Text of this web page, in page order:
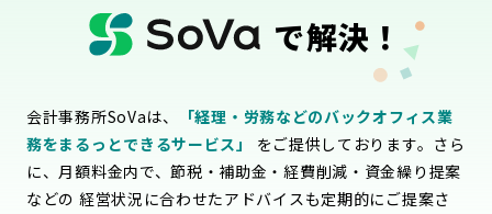
で解決！
会計事務所SoVaは、
「経理・労務などのバックオフィス業
務をまるっとできるサービス」
をご提供しております。さら
に、月額料金内で、節税・補助金・経費削減・資金繰り提案
などの 経営状況に合わせたアドバイスも定期的にご提案さ